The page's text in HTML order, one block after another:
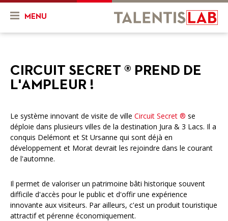
MENU
Présentation
Historique
L'équipe
Nos objectifs
Nos services
Combien ça coûte ?
Nos partenaires
Actualités & Agenda
Agenda
Mon projet
En cours
Projets finalisés
Ressources
Vidéos
CIRCUIT SECRET ® PREND DE
L'AMPLEUR !
Le système innovant de visite de ville Circuit Secret ® se
déploie dans plusieurs villes de la destination Jura & 3 Lacs. Il a
conquis Delémont et St Ursanne qui sont déjà en
développement et Morat devrait les rejoindre dans le courant
de l'automne.
Il permet de valoriser un patrimoine bâti historique souvent
difficile d'accès pour le public et d'offir une expérience
innovante aux visiteurs. Par ailleurs, c'est un produit touristique
attractif et pérenne économiquement.